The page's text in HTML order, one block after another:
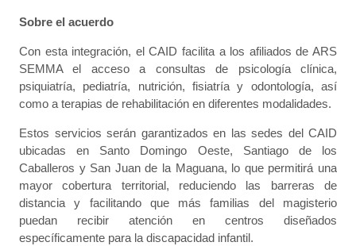
Sobre el acuerdo
Con esta integración, el CAID facilita a los afiliados de ARS
SEMMA el acceso a consultas de psicología clínica,
psiquiatría, pediatría, nutrición, fisiatría y odontología, así
como a terapias de rehabilitación en diferentes modalidades.
Estos servicios serán garantizados en las sedes del CAID
ubicadas en Santo Domingo Oeste, Santiago de los
Caballeros y San Juan de la Maguana, lo que permitirá una
mayor cobertura territorial, reduciendo las barreras de
distancia y facilitando que más familias del magisterio
puedan recibir atención en centros diseñados
específicamente para la discapacidad infantil.